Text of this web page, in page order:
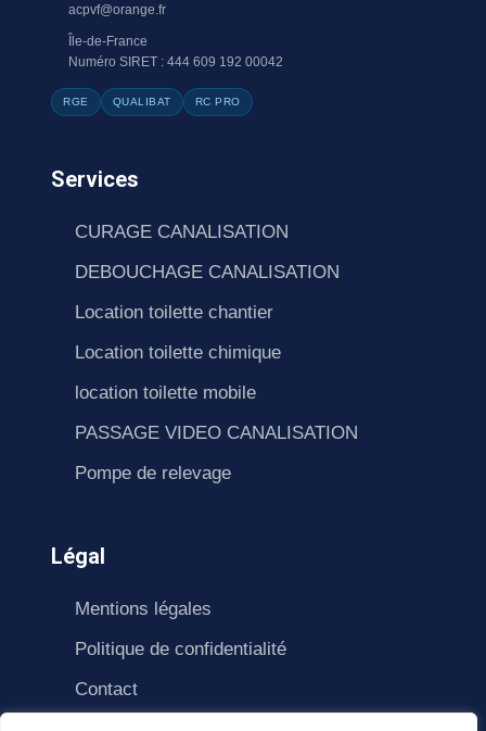
acpvf@orange.fr
Île-de-France
Numéro SIRET : 444 609 192 00042
RGE QUALIBAT RC PRO
Services
CURAGE CANALISATION
DEBOUCHAGE CANALISATION
Location toilette chantier
Location toilette chimique
location toilette mobile
PASSAGE VIDEO CANALISATION
Pompe de relevage
Légal
Mentions légales
Politique de confidentialité
Contact